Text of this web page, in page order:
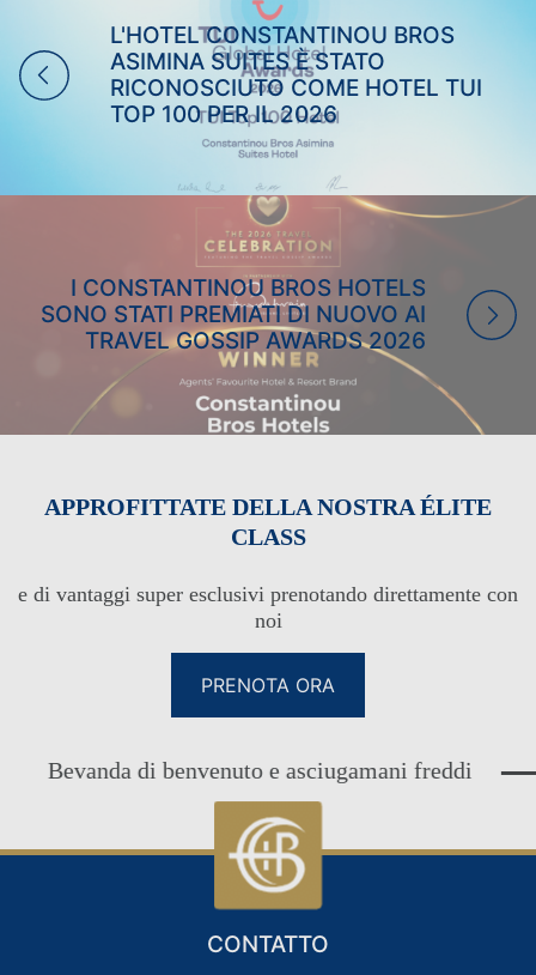
L'HOTEL CONSTANTINOU BROS
ASIMINA SUITES È STATO
RICONOSCIUTO COME HOTEL TUI
TOP 100 PER IL 2026
I CONSTANTINOU BROS HOTELS
SONO STATI PREMIATI DI NUOVO AI
TRAVEL GOSSIP AWARDS 2026
APPROFITTATE DELLA NOSTRA ÉLITE
CLASS
e di vantaggi super esclusivi prenotando direttamente con
noi
PRENOTA ORA
di benvenuto e asciugamani freddi
CONTATTO